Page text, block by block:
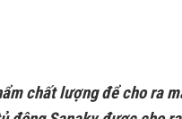
chất lượng để cho ra